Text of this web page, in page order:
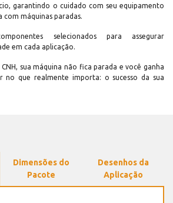
garantindo o cuidado com seu equipamento
com máquinas paradas.
selecionados para assegurar
em cada aplicação.
sua máquina não fica parada e você ganha
no que realmente importa: o sucesso da sua
Dimensões do
Pacote
Desenhos da
Aplicação